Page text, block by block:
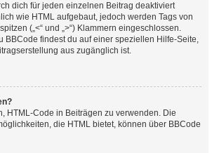
dich für jeden einzelnen Beitrag deaktiviert
wie HTML aufgebaut, jedoch werden Tags von
(„<“ und „>“) Klammern eingeschlossen.
BBCode findest du auf einer speziellen Hilfe-Seite,
aus zugänglich ist.
HTML-Code in Beiträgen zu verwenden. Die
die HTML bietet, können über BBCode